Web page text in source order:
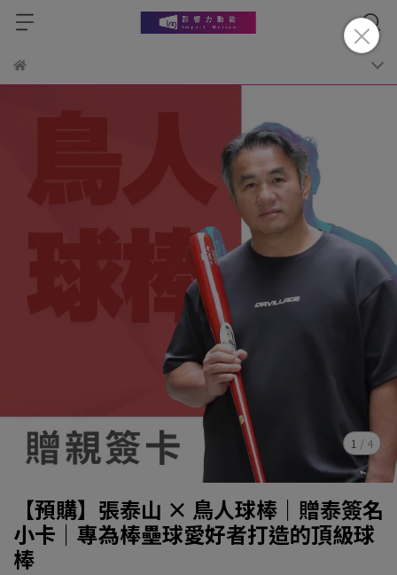
1 / 4
【預購】張泰山 × 鳥人球棒｜贈泰簽名
小卡｜專為棒壘球愛好者打造的頂級球
棒